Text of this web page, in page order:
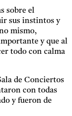
sobre el
sus instintos y
mismo,
y que al
todo con calma
de Conciertos
con todas
y fueron de